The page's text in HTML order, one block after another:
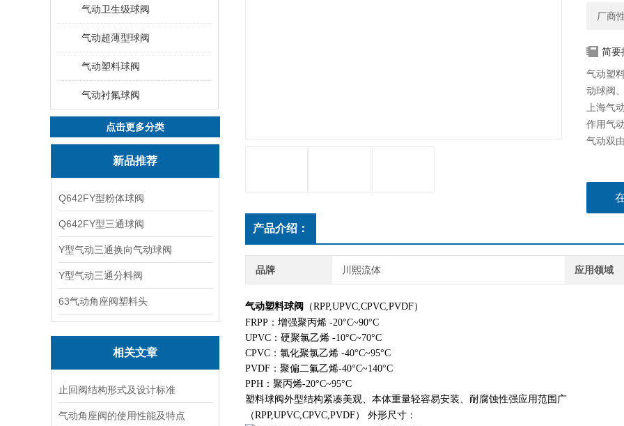
气动卫生级球阀
气动超薄型球阀
气动塑料球阀
气动衬氟球阀
点击更多分类
新品推荐
Q642FY型粉体球阀
Q642FY型三通球阀
Y型气动三通换向气动球阀
Y型气动三通分料阀
63气动角座阀塑料头
相关文章
止回阀结构形式及设计标准
气动角座阀的使用性能及特点
厂商
简要
气动塑
动球阀
上海气
作用气
气动双
产品介绍：
品牌 川熙流体 应用领域
气动塑料球阀
（RPP,UPVC,CPVC,PVDF）
FRPP：增强聚丙烯 -20°C~90°C
UPVC：硬聚氯乙烯 -10°C~70°C
CPVC：氯化聚氯乙烯 -40°C~95°C
PVDF：聚偏二氟乙烯-40°C~140°C
PPH：聚丙烯-20°C~95°C
塑料球阀外型结构紧凑美观、本体重量轻容易安装、耐腐蚀性强应用范围广
（RPP,UPVC,CPVC,PVDF）
外形尺寸：